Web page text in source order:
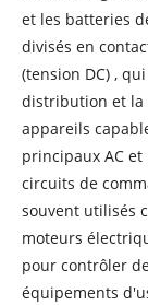
et les batteries
divisés en
(tension DC) ,
distribution et la
appareils
principaux AC
circuits de
souvent utilisés
moteurs
pour contrôler
équipements